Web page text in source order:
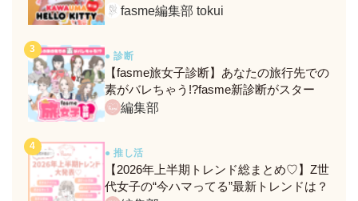
定メニュー＆グッズをレポ！
fasme編集部 tokui
● 診断
【fasme旅女子診断】あなたの旅行先での
素がバレちゃう!?fasme新診断がスター
ト！編集部
● 推し活
【2026年上半期トレンド総まとめ♡】Z世
代女子の“今ハマってる”最新トレンドは？